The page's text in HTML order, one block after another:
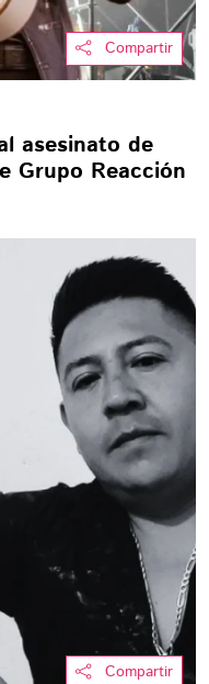
Compartir
asesinato de
Grupo Reacción
Compartir